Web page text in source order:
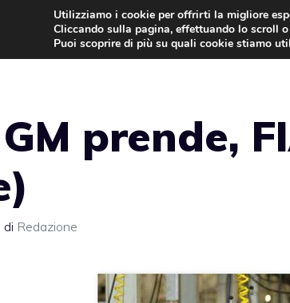
prende,
di Redazione
Utilizziamo i cookie per offrirti la migliore
Cliccando sulla pagina, effettuando lo scroll
Puoi scoprire di più su quali cookie stiamo